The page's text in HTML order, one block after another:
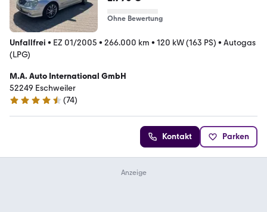
Ohne Bewertung
Unfallfrei • EZ 01/2005 • 266.000 km • 120 kW (163 PS) • Autogas
(LPG)
M.A. Auto International GmbH
52249 Eschweiler
4.7 Sterne
(74)
Kontakt Parken